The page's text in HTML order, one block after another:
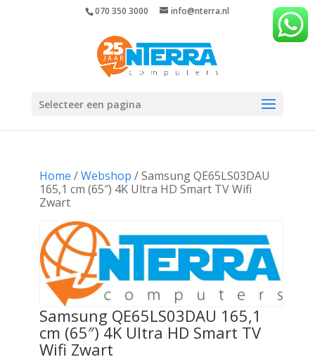
070 350 3000 info@nterra.nl
Selecteer een pagina
Home /Webshop / Samsung QE65LS03DAU
165,1 cm (65″) 4K Ultra HD Smart TV Wifi
Zwart
Samsung QE65LS03DAU 165,1
cm (65″) 4K Ultra HD Smart TV
Wifi Zwart